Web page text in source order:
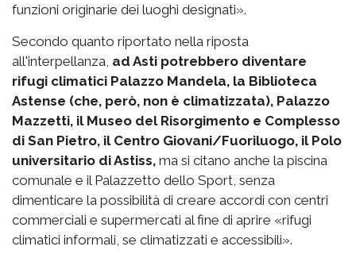
funzioni originarie dei luoghi designati».
Secondo quanto riportato nella riposta
all'interpellanza, ad Asti potrebbero diventare
rifugi climatici Palazzo Mandela, la Biblioteca
Astense (che, però, non è climatizzata), Palazzo
Mazzetti, il Museo del Risorgimento e Complesso
di San Pietro, il Centro Giovani/Fuoriluogo, il Polo
universitario di Astiss, ma si citano anche la piscina
comunale e il Palazzetto dello Sport, senza
dimenticare la possibilità di creare accordi con centri
commerciali e supermercati al fine di aprire «rifugi
climatici informali, se climatizzati e accessibili».